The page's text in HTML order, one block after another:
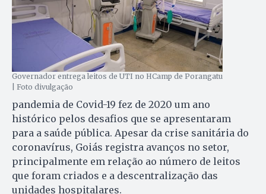
Governador entrega leitos de UTI no HCamp de Porangatu
| Foto divulgação
pandemia de Covid-19 fez de 2020 um ano
histórico pelos desafios que se apresentaram
para a saúde pública. Apesar da crise sanitária do
coronavírus, Goiás registra avanços no setor,
principalmente em relação ao número de leitos
que foram criados e a descentralização das
unidades hospitalares.